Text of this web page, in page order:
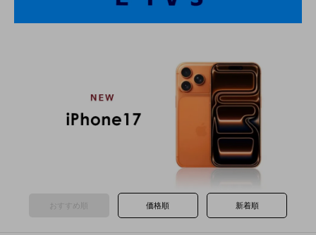
おすすめ順 価格順 新着順